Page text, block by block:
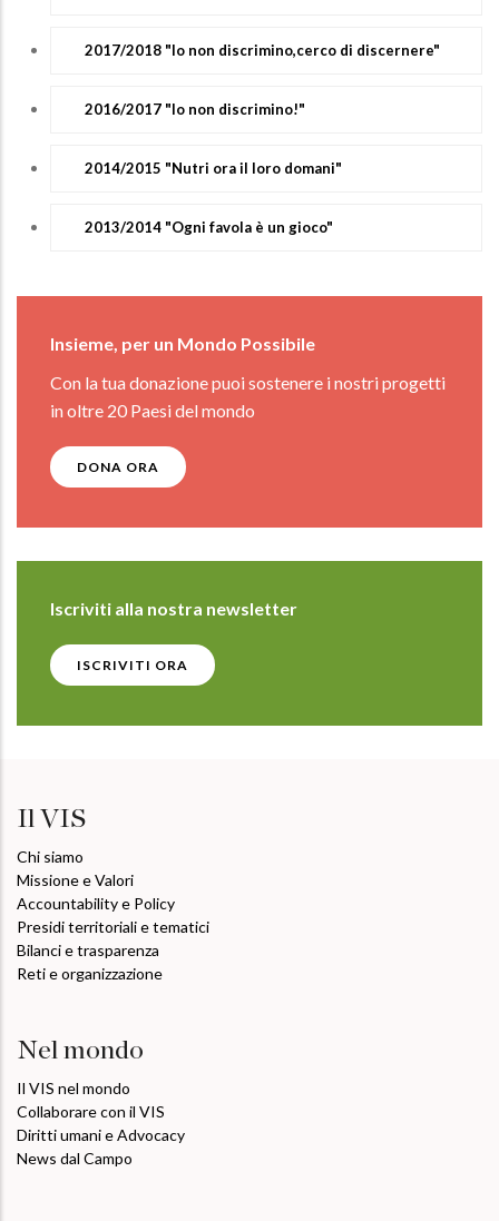
2017/2018 "Io non discrimino,cerco di discernere"
2016/2017 "Io non discrimino!"
2014/2015 "Nutri ora il loro domani"
2013/2014 "Ogni favola è un gioco"
Insieme, per un Mondo Possibile
Con la tua donazione puoi sostenere i nostri progetti
in oltre 20 Paesi del mondo
DONA ORA
Iscriviti alla nostra newsletter
ISCRIVITI ORA
Il VIS
Chi siamo
Missione e Valori
Accountability e Policy
Presidi territoriali e tematici
Bilanci e trasparenza
Reti e organizzazione
Nel mondo
Il VIS nel mondo
Collaborare con il VIS
Diritti umani e Advocacy
News dal Campo